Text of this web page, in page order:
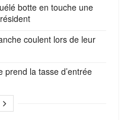
botte en touche une
coulent lors de leur
prend la tasse d’entrée